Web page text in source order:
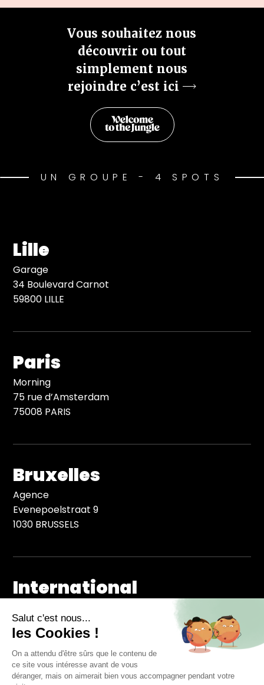
Vous souhaitez nous
découvrir ou tout
simplement nous
rejoindre c’est ici
UN GROUPE - 4 SPOTS
Lille
Garage
34 Boulevard Carnot
59800 LILLE
Paris
Morning
75 rue d’Amsterdam
75008 PARIS
Bruxelles
Agence
Evenepoelstraat 9
1030 BRUSSELS
International
.becomingest membre
duréseau ICOM depuis + de 25 ans
et Préside l’Europe